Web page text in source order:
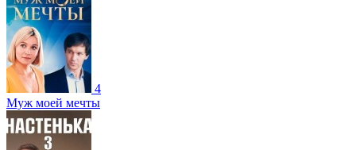
4
Муж моей мечты